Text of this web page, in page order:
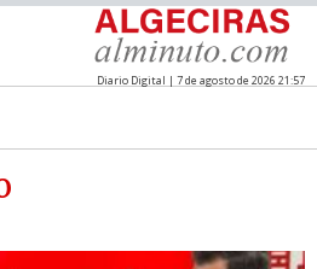
Diario Digital | 7 de agosto de 2026 21:57